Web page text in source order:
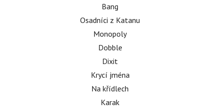
Bang
Osadníci z Katanu
Monopoly
Dobble
Dixit
Krycí jména
Na křídlech
Karak